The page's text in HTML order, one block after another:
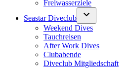
Freiwasserziele
Seastar Diveclub
Weekend Dives
Tauchreisen
After Work Dives
Clubabende
Diveclub Mitgliedschaft